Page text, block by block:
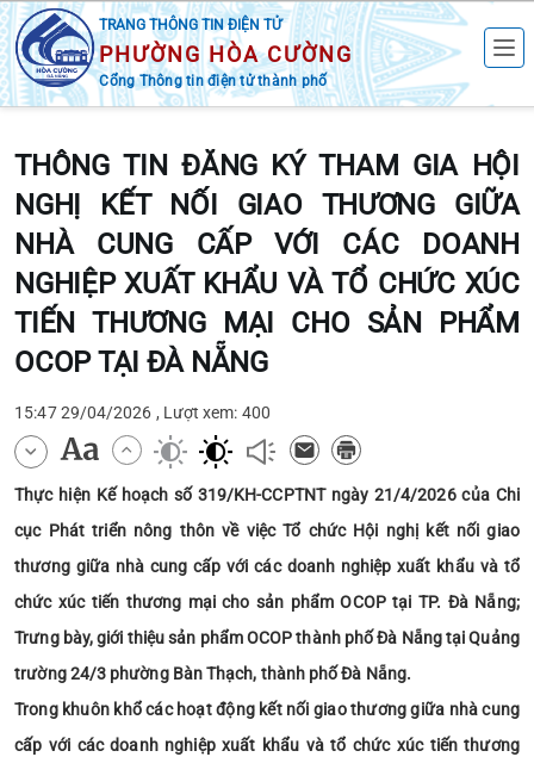
TRANG THÔNG TIN ĐIỆN TỬ
PHƯỜNG HÒA CƯỜNG
Cổng Thông tin điện tử thành phố
THÔNG TIN ĐĂNG KÝ THAM GIA HỘI
NGHỊ KẾT NỐI GIAO THƯƠNG GIỮA
NHÀ CUNG CẤP VỚI CÁC DOANH
NGHIỆP XUẤT KHẨU VÀ TỔ CHỨC XÚC
TIẾN THƯƠNG MẠI CHO SẢN PHẨM
OCOP TẠI ĐÀ NẴNG
15:47 29/04/2026 , Lượt xem: 400
Thực hiện Kế hoạch số 319/KH-CCPTNT ngày 21/4/2026 của Chi
cục Phát triển nông thôn về việc Tổ chức Hội nghị kết nối giao
thương giữa nhà cung cấp với các doanh nghiệp xuất khẩu và tổ
chức xúc tiến thương mại cho sản phẩm OCOP tại TP. Đà Nẵng;
Trưng bày, giới thiệu sản phẩm OCOP thành phố Đà Nẵng tại Quảng
trường 24/3 phường Bàn Thạch, thành phố Đà Nẵng.
Trong khuôn khổ các hoạt động kết nối giao thương giữa nhà cung
cấp với các doanh nghiệp xuất khẩu và tổ chức xúc tiến thương